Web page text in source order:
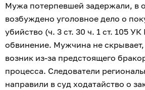
Мужа потерпевшей задержали, в
возбуждено уголовное дело о
убийство (ч. 3 ст. 30 ч. 1 ст. 105
обвинение. Мужчина не
возник из-за предстоящего
процесса. Следователи
направили в суд ходатайство о